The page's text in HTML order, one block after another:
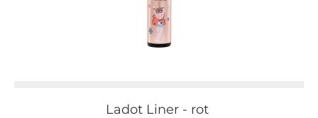
Ladot Liner - rot